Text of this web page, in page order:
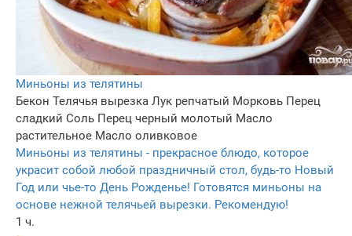
Миньоны из телятины
Бекон Телячья вырезка Лук репчатый Морковь Перец
сладкий Соль Перец черный молотый Масло
растительное Масло оливковое
Миньоны из телятины - прекрасное блюдо, которое
украсит собой любой праздничный стол, будь-то Новый
Год или чье-то День Рожденье! Готовятся миньоны на
основе нежной телячьей вырезки. Рекомендую!
1 ч.